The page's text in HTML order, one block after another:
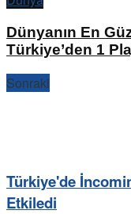
Dünyanın En
Türkiye’den 1
Sonraki
Türkiye'de
Etkiledi